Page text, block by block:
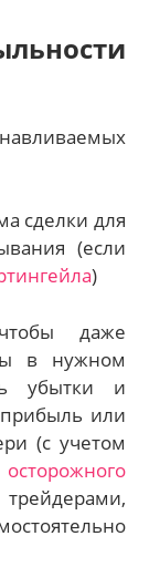
сделки для
(если
)
даже
в нужном
убытки и
или
(с учетом